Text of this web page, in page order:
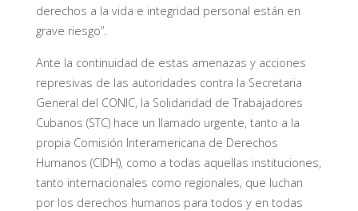
derechos a la vida e integridad personal están en
grave riesgo”.
Ante la continuidad de estas amenazas y acciones
represivas de las autoridades contra la Secretaria
General del CONIC, la Solidaridad de Trabajadores
Cubanos (STC) hace un llamado urgente, tanto a la
propia Comisión Interamericana de Derechos
Humanos (CIDH), como a todas aquellas instituciones,
tanto internacionales como regionales, que luchan
por los derechos humanos para todos y en todas